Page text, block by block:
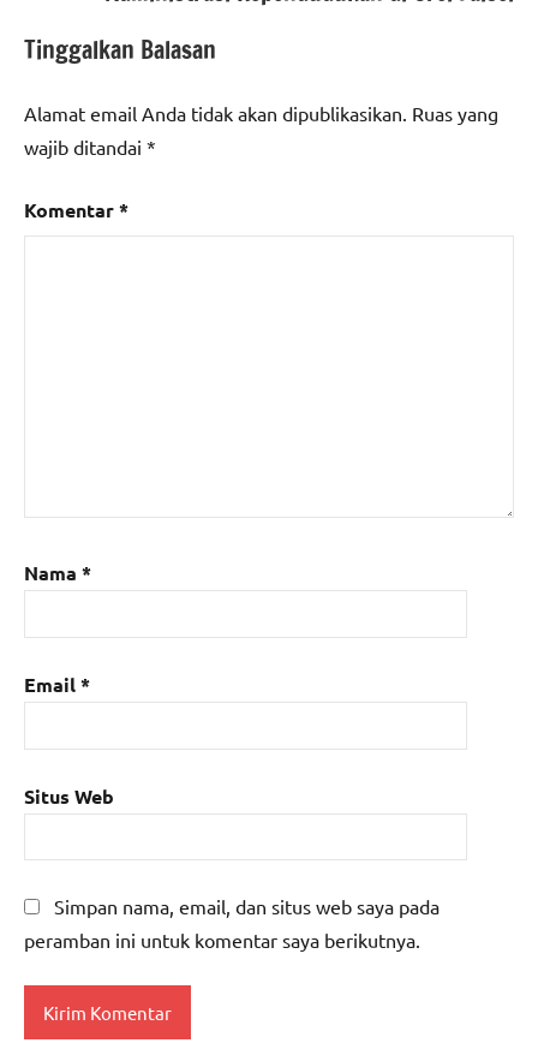
Tinggalkan Balasan
Alamat email Anda tidak akan dipublikasikan. Ruas yang
wajib ditandai *
Komentar*
Nama *
Email*
Situs Web
Simpan nama, email, dan situs web saya pada
peramban ini untuk komentar saya berikutnya.